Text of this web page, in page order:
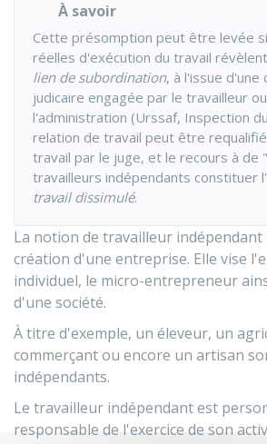
À savoir
Cette présomption peut être levée
réelles d'exécution du travail
lien de subordination, à l'issue d'une
judicaire engagée par le travailleur
l'administration (Urssaf, Inspection
relation de travail peut être
travail par le juge, et le recours à de
travailleurs indépendants constituer
travail dissimulé.
La notion de travailleur indépendant
création d'une entreprise. Elle vise
individuel, le micro-entrepreneur
d'une société.
À titre d'exemple, un éleveur, un
commerçant ou encore un artisan
indépendants.
Le travailleur indépendant est
responsable de l'exercice de son